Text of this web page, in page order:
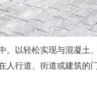
。以轻松实现与混凝
行道、街道或建筑的